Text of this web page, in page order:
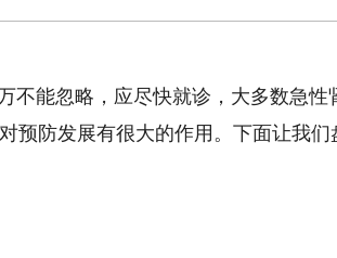
能忽略，应尽快就诊，大多数急性
预防发展有很大的作用。下面让我们